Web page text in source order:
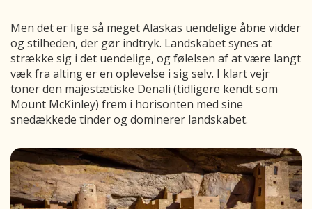
Men det er lige så meget Alaskas uendelige åbne vidder
og stilheden, der gør indtryk. Landskabet synes at
strække sig i det uendelige, og følelsen af at være langt
væk fra alting er en oplevelse i sig selv. I klart vejr
toner den majestætiske Denali (tidligere kendt som
Mount McKinley) frem i horisonten med sine
snedækkede tinder og dominerer landskabet.